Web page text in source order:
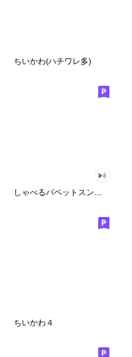
ちいかわ(ハチワレ多)
ちいかわ４